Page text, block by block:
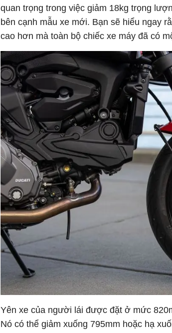
quan trọng trong việc giảm 18kg trọng
bên cạnh mẫu xe mới. Bạn sẽ hiểu ngay
cao hơn mà toàn bộ chiếc xe máy đã có
Yên xe của người lái được đặt ở mức
Nó có thể giảm xuống 795mm hoặc hạ